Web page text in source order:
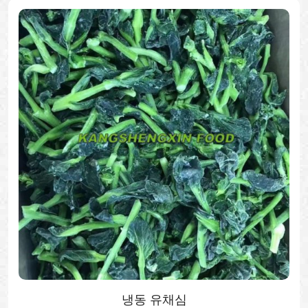
냉동 양파